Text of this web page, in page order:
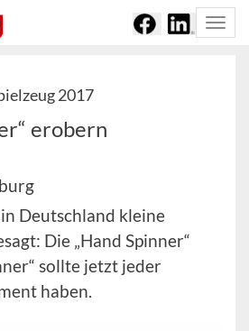
2017
erobern
Deutschland kleine
Die „Hand Spinner“
sollte jetzt jeder
haben.